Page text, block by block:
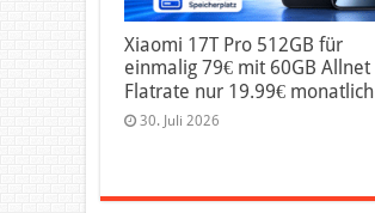
Xiaomi 17T Pro 512GB für
einmalig 79€ mit 60GB Allnet
Flatrate nur 19.99€ monatlich
30. Juli 2026